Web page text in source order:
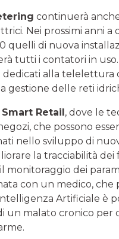
continuerà
Nei prossimi anni
quelli di nuova
tutti i contatori in
alla
gestione delle reti
Smart Retail, dove le
che possono
nello sviluppo di
la tracciabilità
monitoraggio dei
con un medico,
Artificiale è
un malato cronico